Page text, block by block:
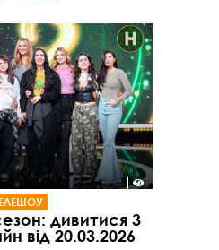
дивитися 3
від 20.03.2026